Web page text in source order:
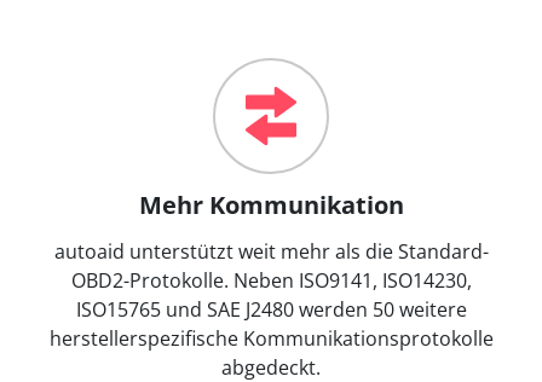
Mehr Kommunikation
autoaid unterstützt weit mehr als die Standard-
OBD2-Protokolle. Neben ISO9141, ISO14230,
ISO15765 und SAE J2480 werden 50 weitere
herstellerspezifische Kommunikationsprotokolle
abgedeckt.